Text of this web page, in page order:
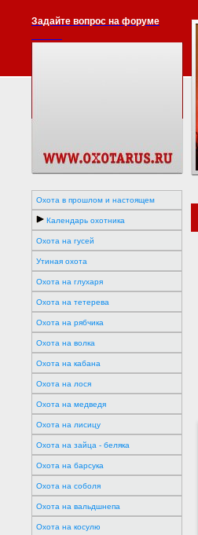
Задайте вопрос на форуме
Охота в прошлом и настоящем
Календарь охотника
Охота на гусей
Утиная охота
Охота на глухаря
Охота на тетерева
Охота на рябчика
Охота на волка
Охота на кабана
Охота на лося
Охота на медведя
Охота на лисицу
Охота на зайца - беляка
Охота на барсука
Охота на соболя
Охота на вальдшнепа
Охота на косулю